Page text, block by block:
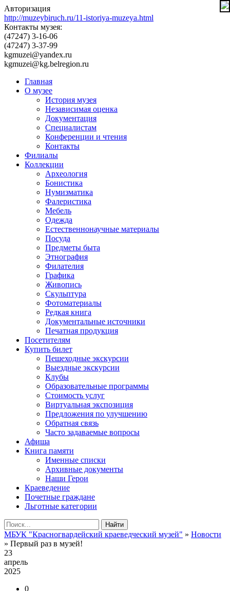
Авторизация
http://muzeybiruch.ru/11-istoriya-muzeya.html
Контакты музея:
(47247) 3-16-06
(47247) 3-37-99
kgmuzei@yandex.ru
kgmuzei@kg.belregion.ru
Главная
О музее
История музея
Независимая оценка
Документация
Специалистам
Конференции и чтения
Контакты
Филиалы
Коллекции
Археология
Бонистика
Нумизматика
Фалеристика
Мебель
Одежда
Естественнонаучные материалы
Посуда
Предметы быта
Этнография
Филателия
Графика
Живопись
Скульптура
Фотоматериалы
Редкая книга
Документальные источники
Печатная продукция
Посетителям
Купить билет
Пешеходные экскурсии
Выездные экскурсии
Клубы
Образовательные программы
Стоимость услуг
Виртуальная экспозиция
Предложения по улучшению
Обратная связь
Часто задаваемые вопросы
Афиша
Книга памяти
Именные списки
Архивные документы
Наши Герои
Краеведение
Почетные граждане
Льготные категории
Найти
МБУК "Красногвардейский краеведческий музей" » Новости
» Первый раз в музей!
23
апрель
2025
0